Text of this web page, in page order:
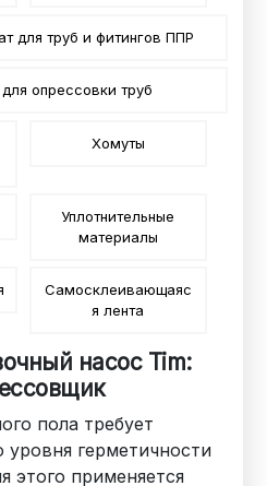
для труб и фитингов ППР
опрессовки труб
Хомуты
Уплотнительные
материалы
Самосклеивающаяс
я лента
насос Tim:
пола требует
уровня герметичности
этого применяется